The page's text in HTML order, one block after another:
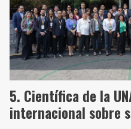
Científica de la
internacional sobre